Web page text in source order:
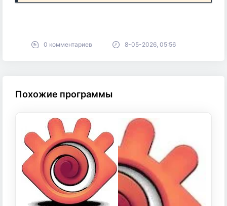
0 комментариев 8-05-2026, 05:56
Похожие программы